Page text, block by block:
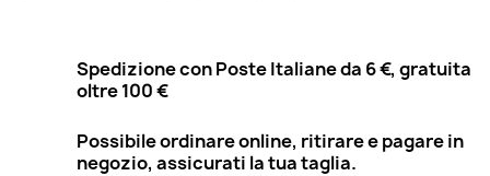
Spedizione con Poste Italiane da 6 €, gratuita
oltre 100 €
Possibile ordinare online, ritirare e pagare in
negozio, assicurati la tua taglia.